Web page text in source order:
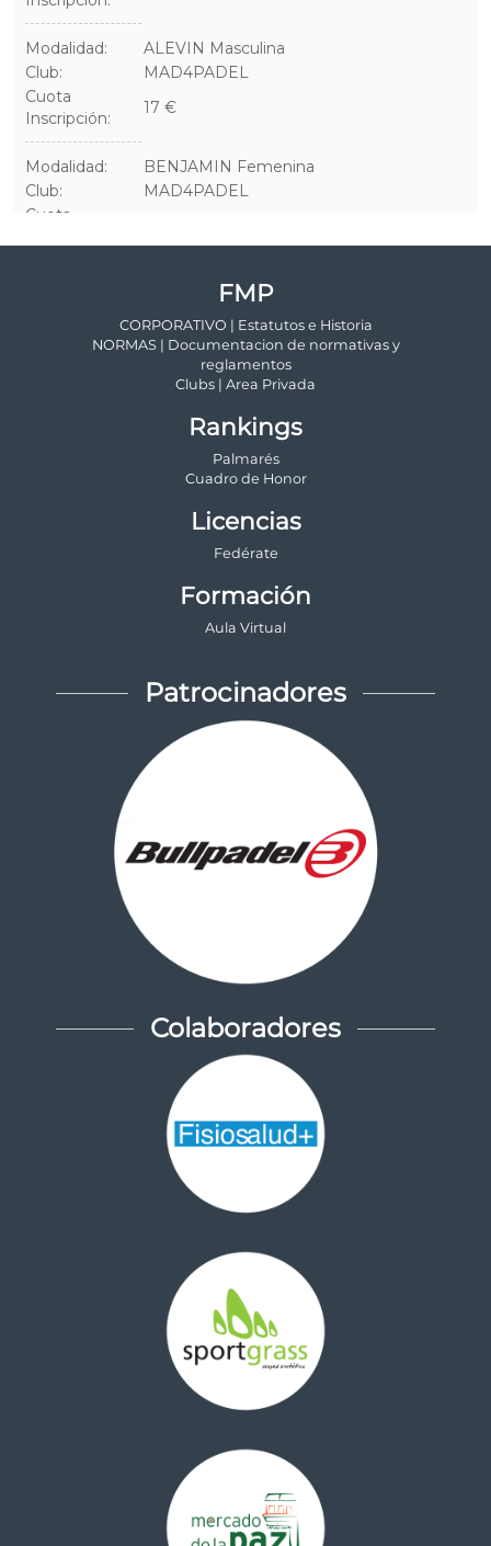
FMP
CORPORATIVO | Estatutos e Historia
NORMAS | Documentacion de normativas y
reglamentos
Clubs | Area Privada
Rankings
Palmarés
Cuadro de Honor
Licencias
Fedérate
Formación
Aula Virtual
Patrocinadores
Colaboradores